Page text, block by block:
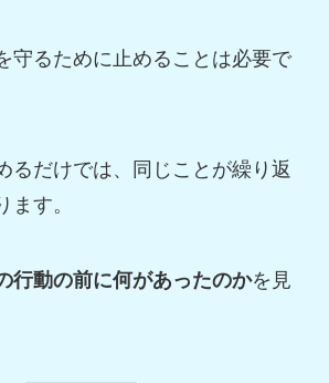
守るために止めることは必要で
るだけでは、同じことが繰り返
ます。
行動の前に何があったのかを見